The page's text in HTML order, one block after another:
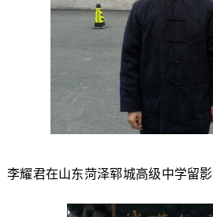
李耀君在山东菏泽郓城高级中学留影